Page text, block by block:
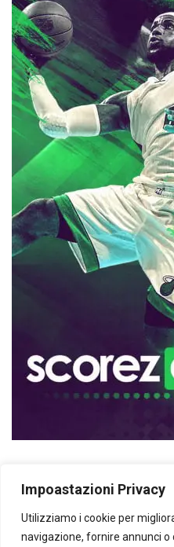
Impoastazioni Privacy
Utilizziamo i cookie per
navigazione, fornire annunci